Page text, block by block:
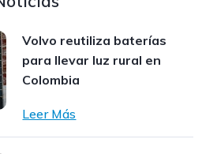
Volvo reutiliza baterías
para llevar luz rural en
Colombia
Leer Más